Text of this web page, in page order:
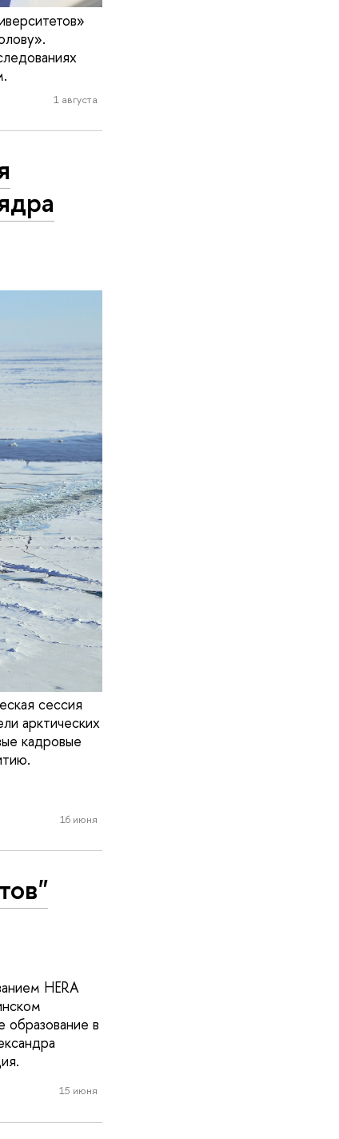
1 августа
сессия
арктических
кадровые
16 июня
HERA
образование в
15 июня